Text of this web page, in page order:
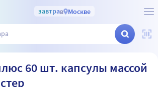
завтрав Москве
60 шт. капсулы массой